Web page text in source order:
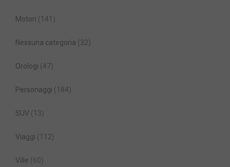
Motori (141)
Nessuna categoria (32)
Orologi (47)
Personaggi (184)
SUV (13)
Viaggi (112)
Ville (60)